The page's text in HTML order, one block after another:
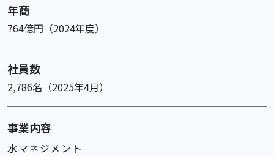
年商
764億円（2024年度）
社員数
2,786名（2025年4月）
事業内容
水マネジメント